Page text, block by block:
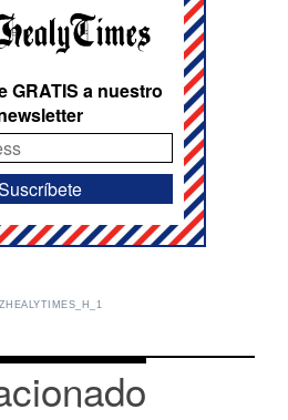
GRATIS a nuestro